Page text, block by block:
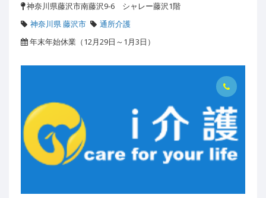
神奈川県藤沢市南藤沢9-6 シャレー藤沢1階
神奈川県 藤沢市
通所介護
年末年始休業（12月29日～1月3日）